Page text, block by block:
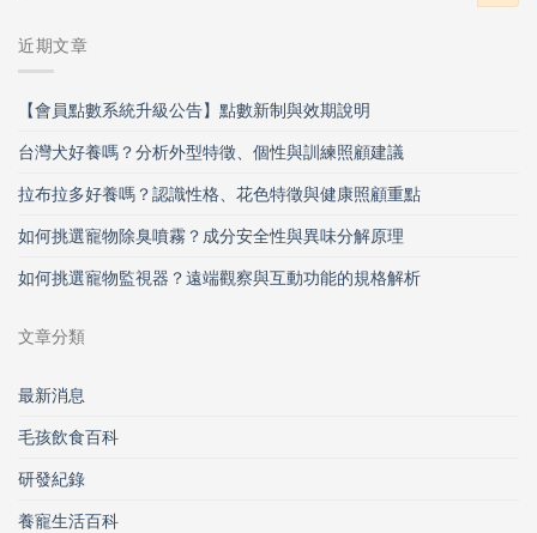
近期文章
【會員點數系統升級公告】點數新制與效期說明
台灣犬好養嗎？分析外型特徵、個性與訓練照顧建議
拉布拉多好養嗎？認識性格、花色特徵與健康照顧重點
如何挑選寵物除臭噴霧？成分安全性與異味分解原理
如何挑選寵物監視器？遠端觀察與互動功能的規格解析
文章分類
最新消息
毛孩飲食百科
研發紀錄
養寵生活百科